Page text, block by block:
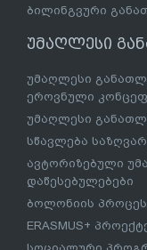
ბილინგვური
უმაღლესი
უმაღლესი
ეროვნული
უმაღლესი
სწავლება
ავტორიზებული
დაწესებულებები
ბოლონიის
ERASMUS+